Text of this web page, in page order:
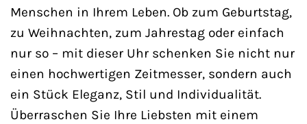
Menschen in Ihrem Leben. Ob zum Geburtstag,
zu Weihnachten, zum Jahrestag oder einfach
nur so – mit dieser Uhr schenken Sie nicht nur
einen hochwertigen Zeitmesser, sondern auch
ein Stück Eleganz, Stil und Individualität.
Überraschen Sie Ihre Liebsten mit einem